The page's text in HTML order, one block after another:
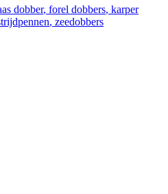
dobber, forel dobbers, karper
, zeedobbers